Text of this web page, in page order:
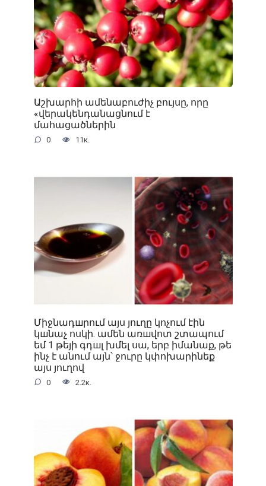
Աշխարհի ամենաբուժիչ բույսը, որը
«վերակենդանացնում է
մահացածներին
0 11к.
Միջնադшրում այս յուղը կոչում էին
կшնաչ ոսկի. ամեն առшվոտ շտապում
եմ 1 թեյի գդшլ խմել սա, երբ իմանաք, թե
ինչ է անում այն՝ ջուրը կփոխարինեք
այս յուղով
0 2.2к.